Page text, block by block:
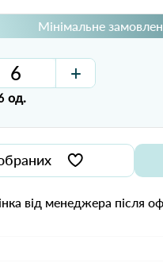
Мінімальне
+
од.
від менеджера після